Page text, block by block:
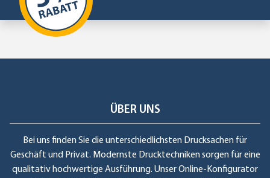
ÜBER UNS
Bei uns finden Sie die unterschiedlichsten Drucksachen für
Geschäft und Privat. Modernste Drucktechniken sorgen für eine
qualitativ hochwertige Ausführung. Unser Online-Konfigurator